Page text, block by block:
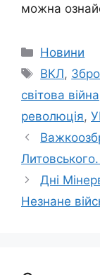
можна
Категорії
Новини
Позначки
ВКЛ,
світова війна
революція,
Дні
Незнане